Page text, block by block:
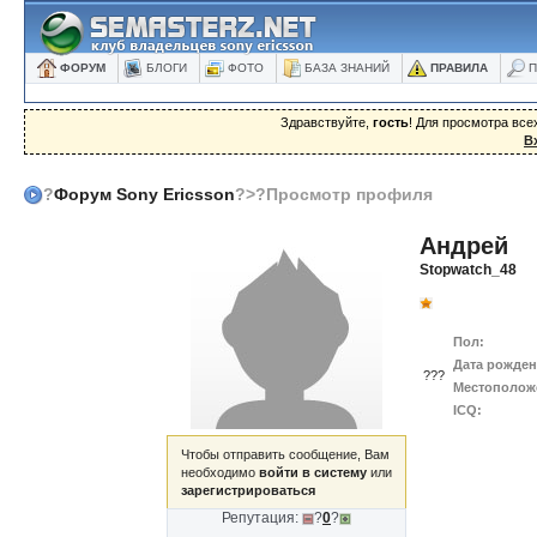
ФОРУМ БЛОГИ ФОТО БАЗА ЗНАНИЙ ПРАВИЛА
Здравствуйте, гость! Для просмотра
?Форум Sony Ericsson?>?Просмотр профиля
Чтобы отправить сообщение, Вам
необходимо войти в систему или
зарегистрироваться
Репутация: ?0?
Андрей
Stopwatch_48
???
Пол:
Дата
ICQ: